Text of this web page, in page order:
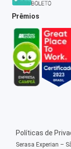
Prêmios
Políticas de
Serasa Experian –